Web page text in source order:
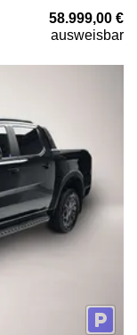
58.999,00 €
ausweisbar